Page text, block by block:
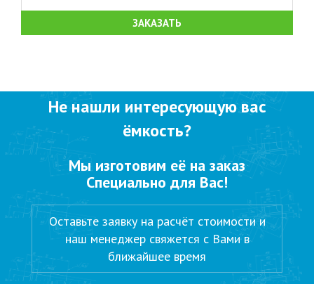
ЗАКАЗАТЬ
Не нашли интересующую вас
ёмкость?
Мы изготовим её на заказ
Специально для Вас!
Оставьте заявку на расчёт стоимости и
наш менеджер свяжется с Вами в
ближайшее время